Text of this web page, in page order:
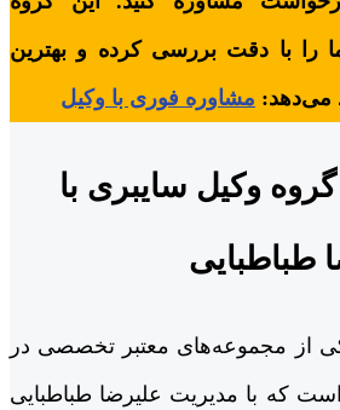
با دقت بررسی کرده و بهترین
می‌دهد: مشاوره فوری با وکیل
وکیل سایبری با
طباطبایی
از مجموعه‌های معتبر تخصصی در
است که با مدیریت علیرضا طباطبایی